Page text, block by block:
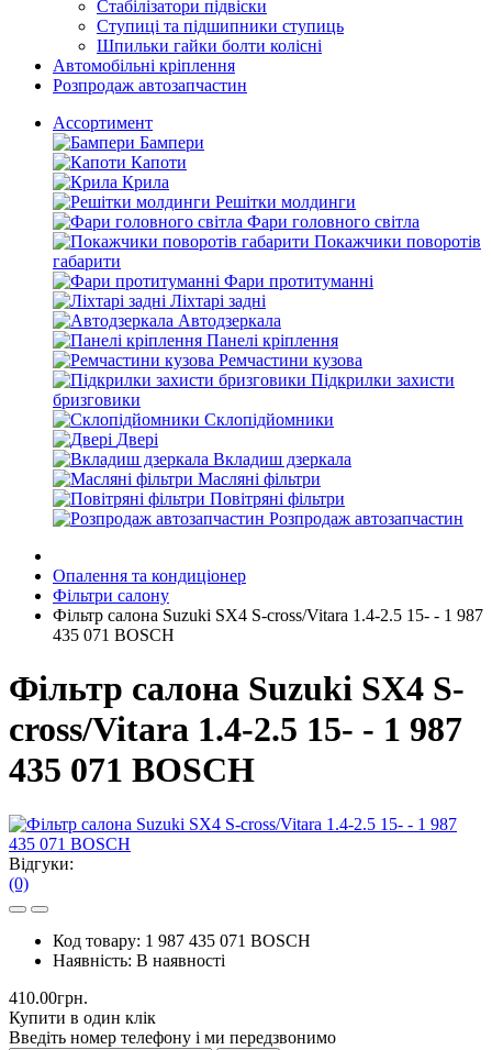
Стабілізатори підвіски
Ступиці та підшипники ступиць
Шпильки гайки болти колісні
Автомобільні кріплення
Розпродаж автозапчастин
Ассортимент
Бампери
Капоти
Крила
Решітки молдинги
Фари головного світла
Покажчики поворотів
габарити
Фари протитуманні
Ліхтарі задні
Автодзеркала
Панелі кріплення
Ремчастини кузова
Підкрилки захисти
бризговики
Склопідйомники
Двері
Вкладиш дзеркала
Масляні фільтри
Повітряні фільтри
Розпродаж автозапчастин
Опалення та кондиціонер
Фільтри салону
Фільтр салона Suzuki SX4 S-cross/Vitara 1.4-2.5 15- - 1 987
435 071 BOSCH
Фільтр салона Suzuki SX4 S-
cross/Vitara 1.4-2.5 15- - 1 987
435 071 BOSCH
Відгуки:
(0)
Код товару: 1 987 435 071 BOSCH
Наявність: В наявності
410.00грн.
Купити в один клік
Введіть номер телефону і ми передзвонимо